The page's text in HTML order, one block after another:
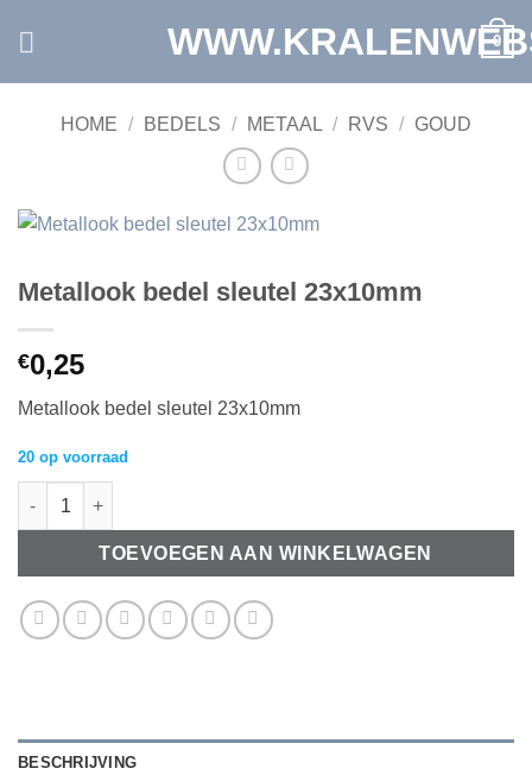
0
HOME / BEDELS / METAAL / RVS / GOUD
Metallook bedel sleutel 23x10mm
€0,25
Metallook bedel sleutel 23x10mm
20 op voorraad
Metallook bedel sleutel 23x10mm aantal
TOEVOEGEN AAN WINKELWAGEN
BESCHRIJVING